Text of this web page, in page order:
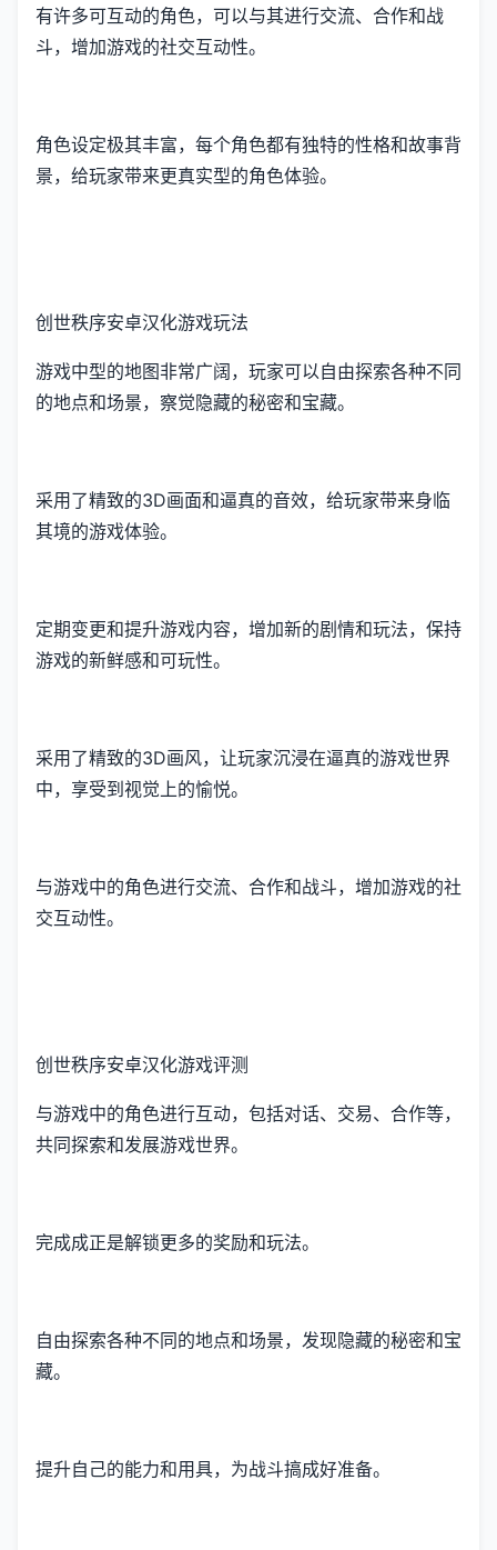
有许多可互动的角色，可以与其进行交流、合作和战
斗，增加游戏的社交互动性。
角色设定极其丰富，每个角色都有独特的性格和故事背
景，给玩家带来更真实型的角色体验。
创世秩序安卓汉化游戏玩法
游戏中型的地图非常广阔，玩家可以自由探索各种不同
的地点和场景，察觉隐藏的秘密和宝藏。
采用了精致的3D画面和逼真的音效，给玩家带来身临
其境的游戏体验。
定期变更和提升游戏内容，增加新的剧情和玩法，保持
游戏的新鲜感和可玩性。
采用了精致的3D画风，让玩家沉浸在逼真的游戏世界
中，享受到视觉上的愉悦。
与游戏中的角色进行交流、合作和战斗，增加游戏的社
交互动性。
创世秩序安卓汉化游戏评测
与游戏中的角色进行互动，包括对话、交易、合作等，
共同探索和发展游戏世界。
完成成正是解锁更多的奖励和玩法。
自由探索各种不同的地点和场景，发现隐藏的秘密和宝
藏。
提升自己的能力和用具，为战斗搞成好准备。